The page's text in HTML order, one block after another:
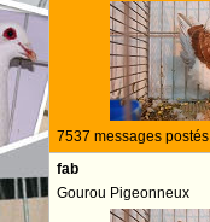
7537 messages postés
fab
Gourou Pigeonneux